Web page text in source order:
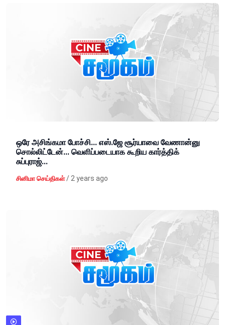
ஒரே அசிங்கமா போச்சி... எஸ்.ஜே சூர்யாவை வேணான்னு
சொல்லிட்டேன்... வெளிப்படையாக கூறிய கார்த்திக்
சுப்புராஜ்...
சினிமா செய்திகள் / 2 years ago